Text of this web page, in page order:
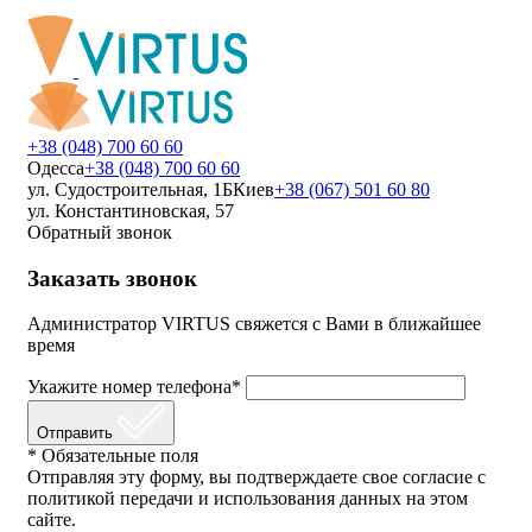
+38 (048) 700 60 60
Одесса+38 (048) 700 60 60
ул. Судостроительная, 1БКиев+38 (067) 501 60 80
ул. Константиновская, 57
Обратный звонок
Заказать звонок
Администратор VIRTUS свяжется с Вами в ближайшее
время
Укажите номер телефона*
Отправить
* Обязательные поля
Отправляя эту форму, вы подтверждаете свое согласие с
политикой передачи и использования данных на этом
сайте.